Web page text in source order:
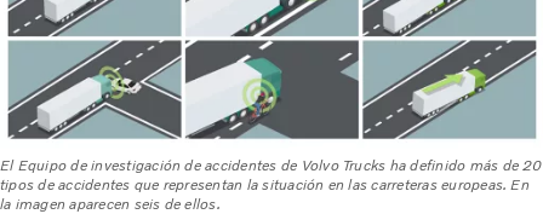
El Equipo de investigación de accidentes de Volvo Trucks ha definido más de 20
tipos de accidentes que representan la situación en las carreteras europeas. En
la imagen aparecen seis de ellos.